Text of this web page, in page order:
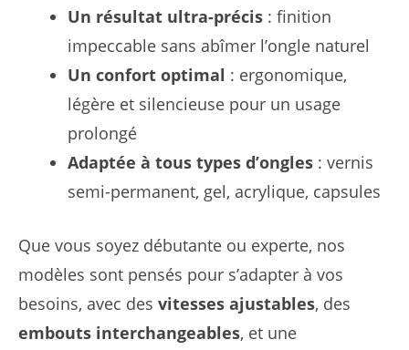
Un résultat ultra-précis : finition
impeccable sans abîmer l’ongle naturel
Un confort optimal : ergonomique,
légère et silencieuse pour un usage
prolongé
Adaptée à tous types d’ongles : vernis
semi-permanent, gel, acrylique, capsules
Que vous soyez débutante ou experte, nos
modèles sont pensés pour s’adapter à vos
besoins, avec des vitesses ajustables, des
embouts interchangeables, et une